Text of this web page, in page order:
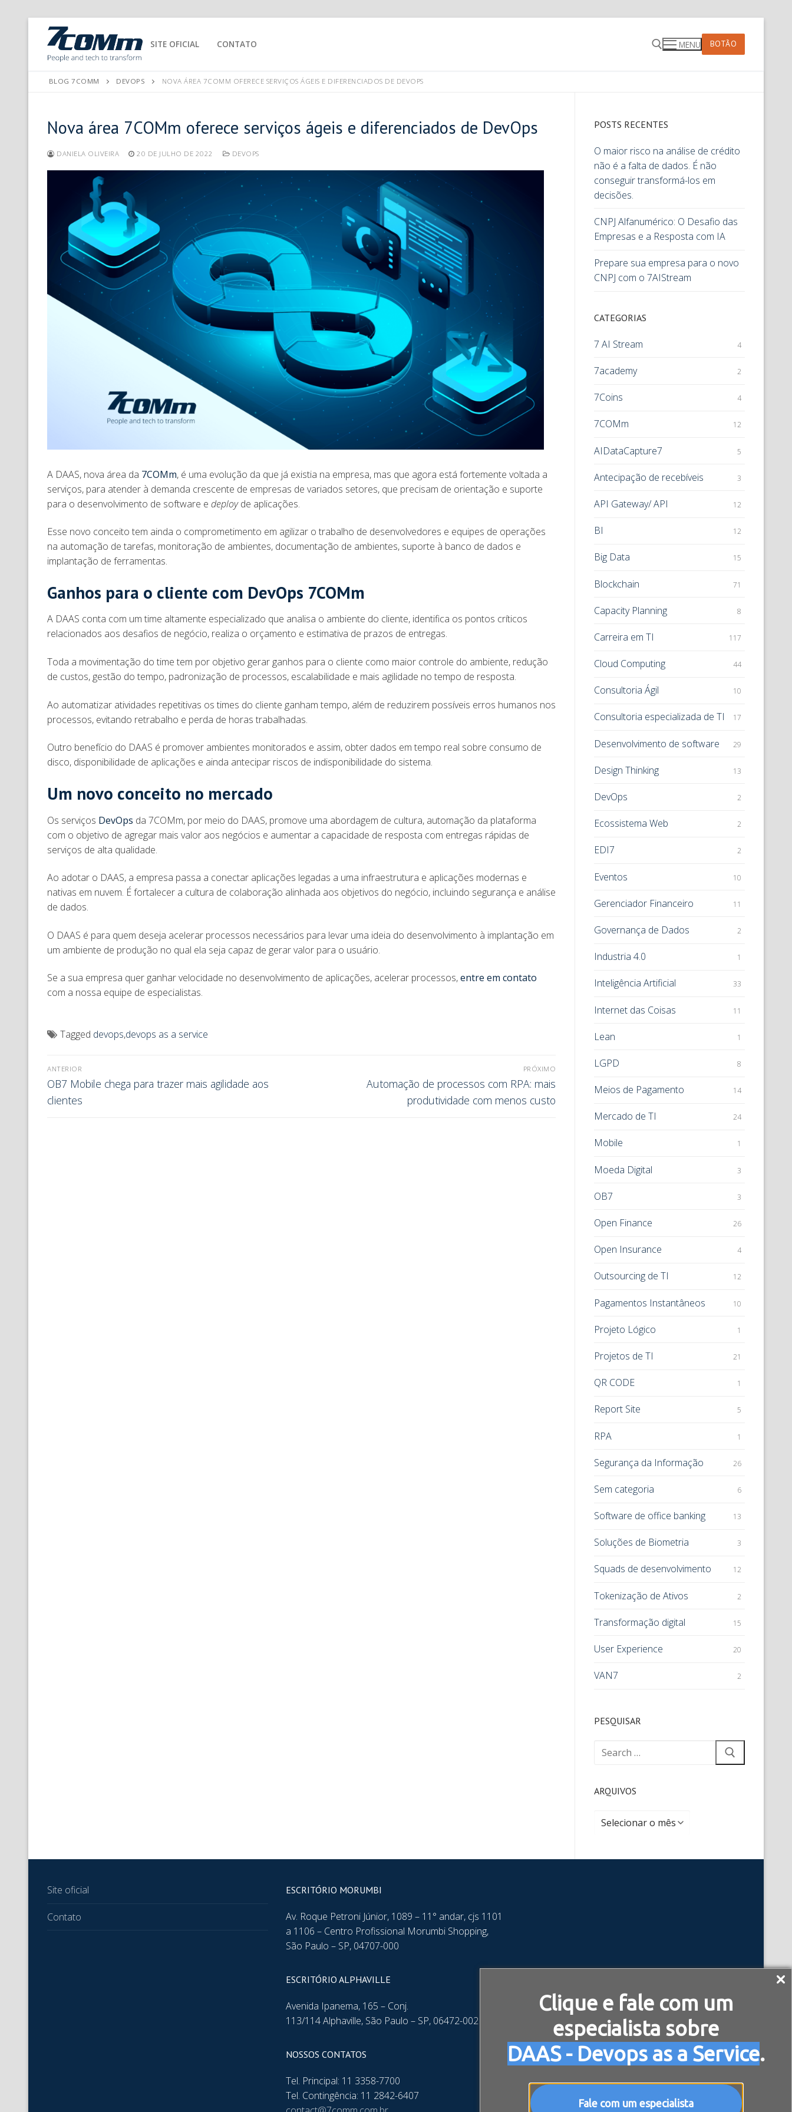
Clique e fale com um
especialista sobre
DAAS - Devops as a Service.
Fale com um especialista
SITE OFICIAL CONTATO MENU BOTÃO
BLOG 7COMM DEVOPS NOVA ÁREA 7COMM OFERECE SERVIÇOS ÁGEIS E DIFERENCIADOS DE DEVOPS
Nova área 7COMm oferece serviços ágeis e diferenciados de DevOps
DANIELA OLIVEIRA 20 DE JULHO DE 2022 DEVOPS
A DAAS, nova área da 7COMm, é uma evolução da que já existia na empresa, mas que agora está fortemente voltada a
serviços, para atender à demanda crescente de empresas de variados setores, que precisam de orientação e suporte
para o desenvolvimento de software e deployde aplicações.
Esse novo conceito tem ainda o comprometimento em agilizar o trabalho de desenvolvedores e equipes de operações
na automação de tarefas, monitoração de ambientes, documentação de ambientes, suporte à banco de dados e
implantação de ferramentas.
Ganhos para o cliente com DevOps 7COMm
A DAAS conta com um time altamente especializado que analisa o ambiente do cliente, identifica os pontos críticos
relacionados aos desafios de negócio, realiza o orçamento e estimativa de prazos de entregas.
Toda a movimentação do time tem por objetivo gerar ganhos para o cliente como maior controle do ambiente, redução
de custos, gestão do tempo, padronização de processos, escalabilidade e mais agilidade no tempo de resposta.
Ao automatizar atividades repetitivas os times do cliente ganham tempo, além de reduzirem possíveis erros humanos nos
processos, evitando retrabalho e perda de horas trabalhadas.
Outro benefício do DAAS é promover ambientes monitorados e assim, obter dados em tempo real sobre consumo de
disco, disponibilidade de aplicações e ainda antecipar riscos de indisponibilidade do sistema.
Um novo conceito no mercado
Os serviços DevOps da 7COMm, por meio do DAAS, promove uma abordagem de cultura, automação da plataforma
com o objetivo de agregar mais valor aos negócios e aumentar a capacidade de resposta com entregas rápidas de
serviços de alta qualidade.
Ao adotar o DAAS, a empresa passa a conectar aplicações legadas a uma infraestrutura e aplicações modernas e
nativas em nuvem. É fortalecer a cultura de colaboração alinhada aos objetivos do negócio, incluindo segurança e análise
de dados.
O DAAS é para quem deseja acelerar processos necessários para levar uma ideia do desenvolvimento à implantação em
um ambiente de produção no qual ela seja capaz de gerar valor para o usuário.
Se a sua empresa quer ganhar velocidade no desenvolvimento de aplicações, acelerar processos,entre em contato
com a nossa equipe de especialistas.
Tagged devops,devops as a service
ANTERIOR
OB7 Mobile chega para trazer mais agilidade aos
clientes
PRÓXIMO
Automação de processos com RPA: mais
produtividade com menos custo
POSTS RECENTES
O maior risco na análise de crédito
não é a falta de dados. É não
conseguir transformá-los em
decisões.
CNPJ Alfanumérico: O Desafio das
Empresas e a Resposta com IA
Prepare sua empresa para o novo
CNPJ com o 7AIStream
CATEGORIAS
7 AI Stream 4
7academy 2
7Coins 4
7COMm 12
AIDataCapture7 5
Antecipação de recebíveis 3
API Gateway/ API 12
BI 12
Big Data 15
Blockchain 71
Capacity Planning 8
Carreira em TI 117
Cloud Computing 44
Consultoria Ágil 10
Consultoria especializada de TI 17
Desenvolvimento de software 29
Design Thinking 13
DevOps 2
Ecossistema Web 2
EDI7 2
Eventos 10
Gerenciador Financeiro 11
Governança de Dados 2
Industria 4.0 1
Inteligência Artificial 33
Internet das Coisas 11
Lean 1
LGPD 8
Meios de Pagamento 14
Mercado de TI 24
Mobile 1
Moeda Digital 3
OB7 3
Open Finance 26
Open Insurance 4
Outsourcing de TI 12
Pagamentos Instantâneos 10
Projeto Lógico 1
Projetos de TI 21
QR CODE 1
Report Site 5
RPA 1
Segurança da Informação 26
Sem categoria 6
Software de office banking 13
Soluções de Biometria 3
Squads de desenvolvimento 12
Tokenização de Ativos 2
Transformação digital 15
User Experience 20
VAN7 2
PESQUISAR
ARQUIVOS
Site oficial
Contato
ESCRITÓRIO MORUMBI
Av. Roque Petroni Júnior, 1089 – 11° andar, cjs 1101
a 1106 – Centro Profissional Morumbi Shopping,
São Paulo – SP, 04707-000
ESCRITÓRIO ALPHAVILLE
Avenida Ipanema, 165 – Conj.
113/114 Alphaville, São Paulo – SP, 06472-002
NOSSOS CONTATOS
Tel. Principal: 11 3358-7700
Tel. Contingência: 11 2842-6407